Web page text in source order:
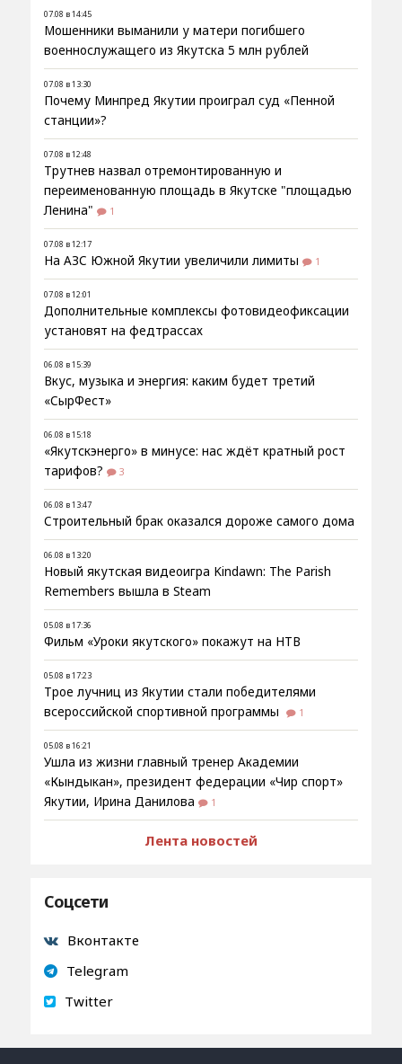
07.08 в 14:45
Мошенники выманили у матери погибшего
военнослужащего из Якутска 5 млн рублей
07.08 в 13:30
Почему Минпред Якутии проиграл суд «Пенной
станции»?
07.08 в 12:48
Трутнев назвал отремонтированную и
переименованную площадь в Якутске "площадью
Ленина"
1
07.08 в 12:17
На АЗС Южной Якутии увеличили лимиты 1
07.08 в 12:01
Дополнительные комплексы фотовидеофиксации
установят на федтрассах
06.08 в 15:39
Вкус, музыка и энергия: каким будет третий
«СырФест»
06.08 в 15:18
«Якутскэнерго» в минусе: нас ждёт кратный рост
тарифов?
3
06.08 в 13:47
Строительный брак оказался дороже самого дома
06.08 в 13:20
Новый якутская видеоигра Kindawn: The Parish
Remembers вышла в Steam
05.08 в 17:36
Фильм «Уроки якутского» покажут на НТВ
05.08 в 17:23
Трое лучниц из Якутии стали победителями
всероссийской спортивной программы
1
05.08 в 16:21
Ушла из жизни главный тренер Академии
«Кындыкан», президент федерации «Чир спорт»
Якутии, Ирина Данилова
1
Лента новостей
Соцсети
Вконтакте
Telegram
Twitter